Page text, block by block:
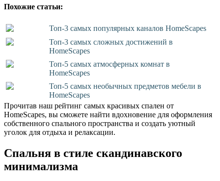
Похожие статьи:
Топ-3 самых популярных каналов HomeScapes
Топ-3 самых сложных достижений в
HomeScapes
Топ-5 самых атмосферных комнат в
HomeScapes
Топ-5 самых необычных предметов мебели в
HomeScapes
Прочитав наш рейтинг самых красивых спален от
HomeScapes, вы сможете найти вдохновение для оформления
собственного спального пространства и создать уютный
уголок для отдыха и релаксации.
Спальня в стиле скандинавского
минимализма